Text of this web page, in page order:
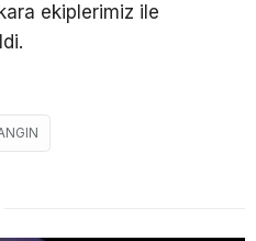
ekiplerimiz ile